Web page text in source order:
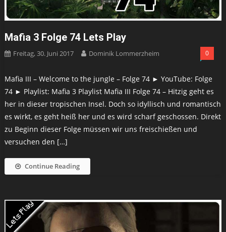
Mafia 3 Folge 74 Lets Play
Freitag, 30. Juni 2017 Dominik Lommerzheim 0
Mafia III – Welcome to the jungle – Folge 74 ► YouTube: Folge
74 ► Playlist: Mafia 3 Playlist Mafia III Folge 74 – Hitzig geht es
her in dieser tropischen Insel. Doch so idyllisch und romantisch
es wirkt, es geht heiß her und es wird scharf geschossen. Direkt
zu Beginn dieser Folge müssen wir uns freischießen und
versuchen den […]
Continue Reading